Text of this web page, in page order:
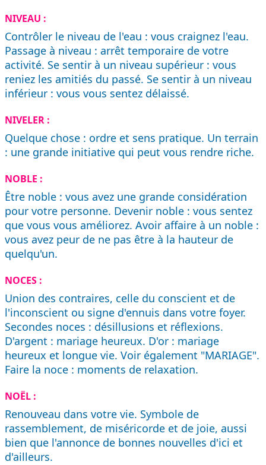
NIVEAU :
Contrôler le niveau de l'eau : vous craignez l'eau.
Passage à niveau : arrêt temporaire de votre
activité. Se sentir à un niveau supérieur : vous
reniez les amitiés du passé. Se sentir à un niveau
inférieur : vous vous sentez délaissé.
NIVELER :
Quelque chose : ordre et sens pratique. Un terrain
: une grande initiative qui peut vous rendre riche.
NOBLE :
Être noble : vous avez une grande considération
pour votre personne. Devenir noble : vous sentez
que vous vous améliorez. Avoir affaire à un noble :
vous avez peur de ne pas être à la hauteur de
quelqu'un.
NOCES :
Union des contraires, celle du conscient et de
l'inconscient ou signe d'ennuis dans votre foyer.
Secondes noces : désillusions et réflexions.
D'argent : mariage heureux. D'or : mariage
heureux et longue vie. Voir également "MARIAGE".
Faire la noce : moments de relaxation.
NOËL :
Renouveau dans votre vie. Symbole de
rassemblement, de miséricorde et de joie, aussi
bien que l'annonce de bonnes nouvelles d'ici et
d'ailleurs.